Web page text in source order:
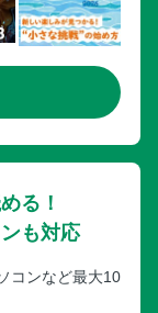
る！
も対応
コンなど最大10